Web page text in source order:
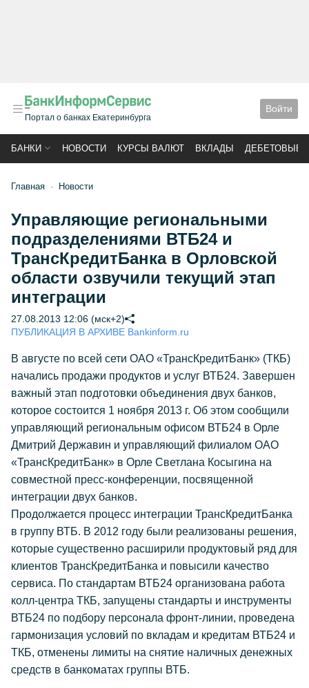
Портал о банках Екатеринбурга
Войти
БАНКИ НОВОСТИ КУРСЫ ВАЛЮТ ВКЛАДЫ ДЕБЕТОВЫЕ
Главная Новости
Управляющие региональными
подразделениями ВТБ24 и
ТрансКредитБанка в Орловской
области озвучили текущий этап
интеграции
27.08.2013 12:06 (мск+2)
ПУБЛИКАЦИЯ В АРХИВЕ Bankinform.ru
В августе по всей сети ОАО «ТрансКредитБанк» (ТКБ)
начались продажи продуктов и услуг ВТБ24. Завершен
важный этап подготовки объединения двух банков,
которое состоится 1 ноября 2013 г. Об этом сообщили
управляющий региональным офисом ВТБ24 в Орле
Дмитрий Державин и управляющий филиалом ОАО
«ТрансКредитБанк» в Орле Светлана Косыгина на
совместной пресс-конференции, посвященной
интеграции двух банков.
Продолжается процесс интеграции ТрансКредитБанка
в группу ВТБ. В 2012 году были реализованы решения,
которые существенно расширили продуктовый ряд для
клиентов ТрансКредитБанка и повысили качество
сервиса. По стандартам ВТБ24 организована работа
колл-центра ТКБ, запущены стандарты и инструменты
ВТБ24 по подбору персонала фронт-линии, проведена
гармонизация условий по вкладам и кредитам ВТБ24 и
ТКБ, отменены лимиты на снятие наличных денежных
средств в банкоматах группы ВТБ.